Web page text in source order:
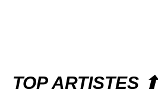
TOP ARTISTES